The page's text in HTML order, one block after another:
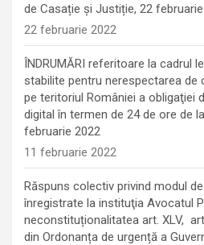
de Casație și Justiție, 22
22 februarie 2022
ÎNDRUMĂRI referitoare la cadrul
stabilite pentru nerespectarea de
pe teritoriul României a obligaţiei
digital în termen de 24 de ore de
februarie 2022
11 februarie 2022
Răspuns colectiv privind modul
înregistrate la instituţia Avocatul
neconstituționalitatea art. XLV,
din Ordonanța de urgență a